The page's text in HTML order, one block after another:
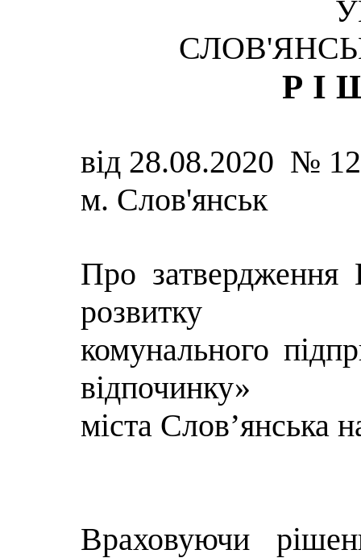
від 28.08.2020 №
м. Слов'янськ
Про затвердження
розвитку
комунального
відпочинку»
міста Слов’янська
Враховуючи